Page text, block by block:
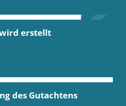
erstellt
des Gutachtens